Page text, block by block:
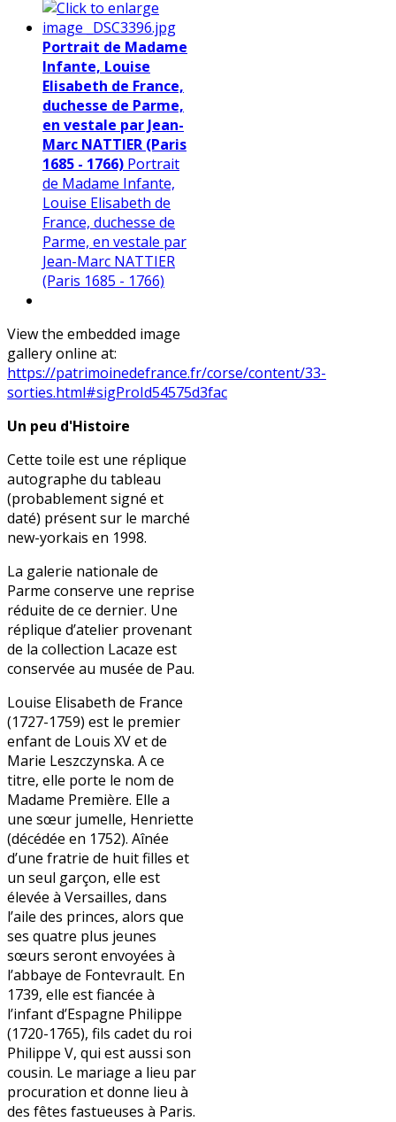
Portrait de Madame
Infante, Louise
Elisabeth de France,
duchesse de Parme,
en vestale par Jean-
Marc NATTIER (Paris
1685 - 1766) Portrait
de Madame Infante,
Louise Elisabeth de
France, duchesse de
Parme, en vestale par
Jean-Marc NATTIER
(Paris 1685 - 1766)
View the embedded image
gallery online at:
https://patrimoinedefrance.fr/corse/content/33-
sorties.html#sigProId54575d3fac
Un peu d'Histoire
Cette toile est une réplique
autographe du tableau
(probablement signé et
daté) présent sur le marché
new-yorkais en 1998.
La galerie nationale de
Parme conserve une reprise
réduite de ce dernier. Une
réplique d’atelier provenant
de la collection Lacaze est
conservée au musée de Pau.
Louise Elisabeth de France
(1727-1759) est le premier
enfant de Louis XV et de
Marie Leszczynska. A ce
titre, elle porte le nom de
Madame Première. Elle a
une sœur jumelle, Henriette
(décédée en 1752). Aînée
d’une fratrie de huit filles et
un seul garçon, elle est
élevée à Versailles, dans
l’aile des princes, alors que
ses quatre plus jeunes
sœurs seront envoyées à
l’abbaye de Fontevrault. En
1739, elle est fiancée à
l’infant d’Espagne Philippe
(1720-1765), fils cadet du roi
Philippe V, qui est aussi son
cousin. Le mariage a lieu par
procuration et donne lieu à
des fêtes fastueuses à Paris.